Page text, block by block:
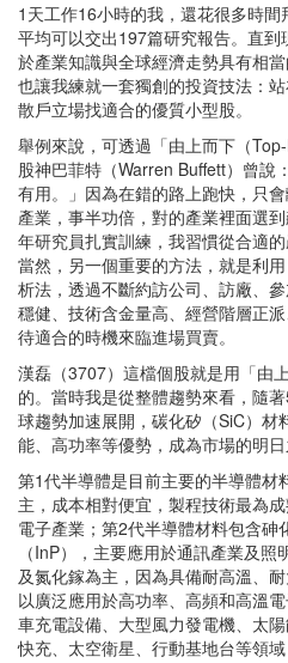
1天工作16小時的我，還花很多時
平均可以交出197篇研究報告。直
於產業知識與全球經濟走勢具有相
也讓我練就一套獨創的投資技法：
散戶立場找適合的優質小型股。
舉例來說，可透過「由上而下（
股神巴菲特（Warren Buffett）曾說
有用。」因為在錯的路上跑快，只
產業，事半功倍，對的產業裡面選
年研究員扎實訓練，我習慣從合適
當然，另一個重要的方法，就是利
析法，透過不斷約訪公司、訪廠、
穩健、技術含金量高、經營階層正
待適合的時機來臨進場買賣。
漢磊（3707）這檔個股就是用「由
的。當時我是從整體趨勢來看，隨
球趨勢加速展開，碳化矽（SiC）材
能、高功率等優勢，成為市場的明
第1代半導體是目前主要的半導體材
主，成本相對便宜，製程技術最為
電子產業；第2代半導體材料包含砷
（InP），主要應用於通訊產業及
及氮化鎵為主，因為具備耐高溫、
以廣泛應用於高功率、高頻和高溫
車充電設備、大型風力發電機、太
快充、太空衛星、行動基地台等領域